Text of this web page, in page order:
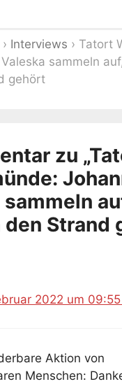
› Interviews › Tatort
sammeln
gehört
zu
Strand
2022 um
Aktion von
Menschen: